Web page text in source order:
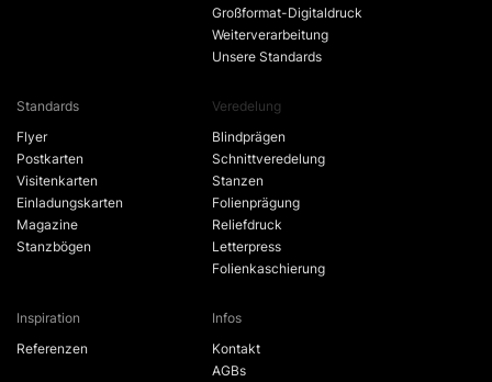
Großformat-Digitaldruck
Weiterverarbeitung
Unsere Standards
Standards
Flyer
Postkarten
Visitenkarten
Einladungskarten
Magazine
Stanzbögen
Veredelung
Blindprägen
Schnittveredelung
Stanzen
Folienprägung
Reliefdruck
Letterpress
Folienkaschierung
Inspiration
Referenzen
Infos
Kontakt
AGBs